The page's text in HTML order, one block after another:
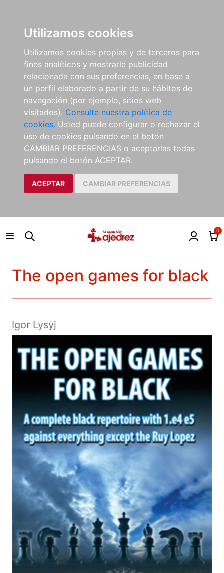
Utilizamos cookies
Utilizamos cookies propias y de terceros para
fines analíticos y mostrarle publicidad
relacionada con sus preferencias, en base a
un perfil elaborado a partir de su hábitos de
navegación (por ejemplo, sitios web
visitados). Consulte nuestra política de
cookies. Usted puede configurar o rechazar el
uso de cookies pulsando en el botón
CAMBIAR PREFERENCIAS o aceptarlas todas
pulsando el botón ACEPTAR.
ACEPTAR CAMBIAR PREFERENCIAS
0
The open games for black
Igor Lysyj